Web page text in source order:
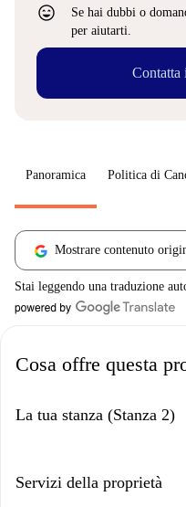
sentiment_very_satisfied
Se hai dubbi o
per aiutarti.
Contatta
Panoramica Politica di
Mostrare contenuto
Stai leggendo una traduzione
Cosa offre questa
La tua stanza (Stanza 2)
Servizi della proprietà